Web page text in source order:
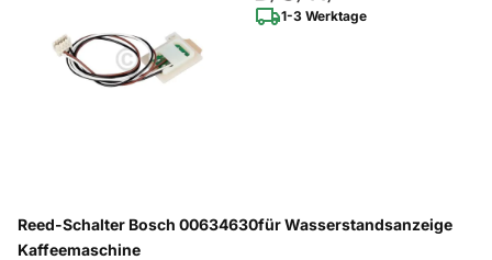
1-3 Werktage
Reed-Schalter Bosch 00634630für Wasserstandsanzeige
Kaffeemaschine